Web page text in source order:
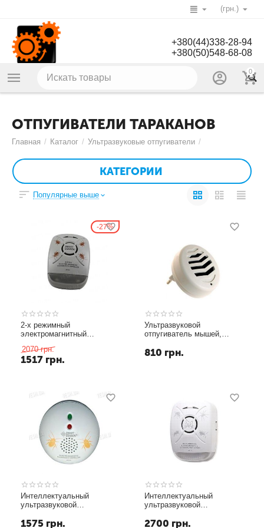
(грн.)
+380(44)338-28-94
+380(50)548-68-08
0
ОТПУГИВАТЕЛИ ТАРАКАНОВ
Главная / Каталог / Ультразвуковые отпугиватели /
КАТЕГОРИИ
Популярные выше
27%
2-х режимный
электромагнитный
подсветкой (модель AR-
123)
2070 грн.
1517 грн.
Ультразвуковой
отпугиватель мышей,
"ВК-0523-Е" (Бельгия)
810 грн.
Интеллектуальный
ультразвуковой
помещениях до 80 кв.
1575 грн.
Интеллектуальный
ультразвуковой
насекомых для помещений
2700 грн.